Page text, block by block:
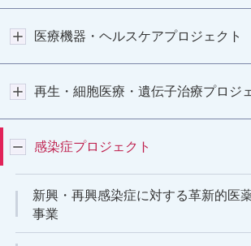
医療機器・ヘルスケアプロジェクト
再生・細胞医療・遺伝子治療プロジ
感染症プロジェクト
新興・再興感染症に対する革新的医
事業